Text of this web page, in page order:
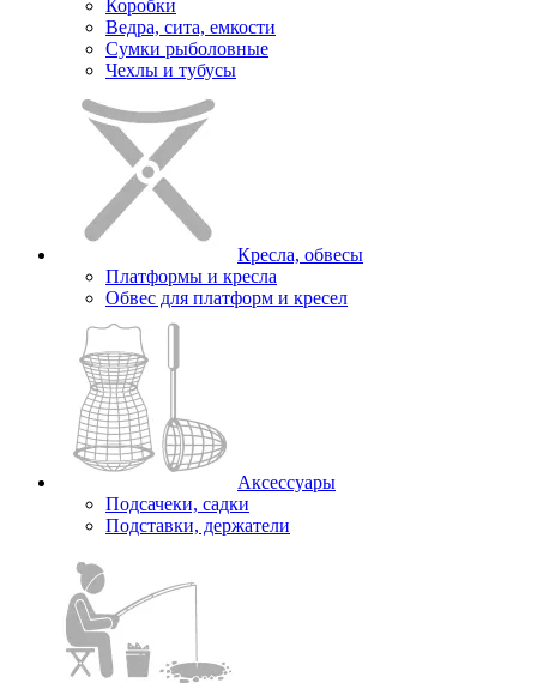
Коробки
Ведра, сита, емкости
Сумки рыболовные
Чехлы и тубусы
Кресла, обвесы
Платформы и кресла
Обвес для платформ и кресел
Аксессуары
Подсачеки, садки
Подставки, держатели